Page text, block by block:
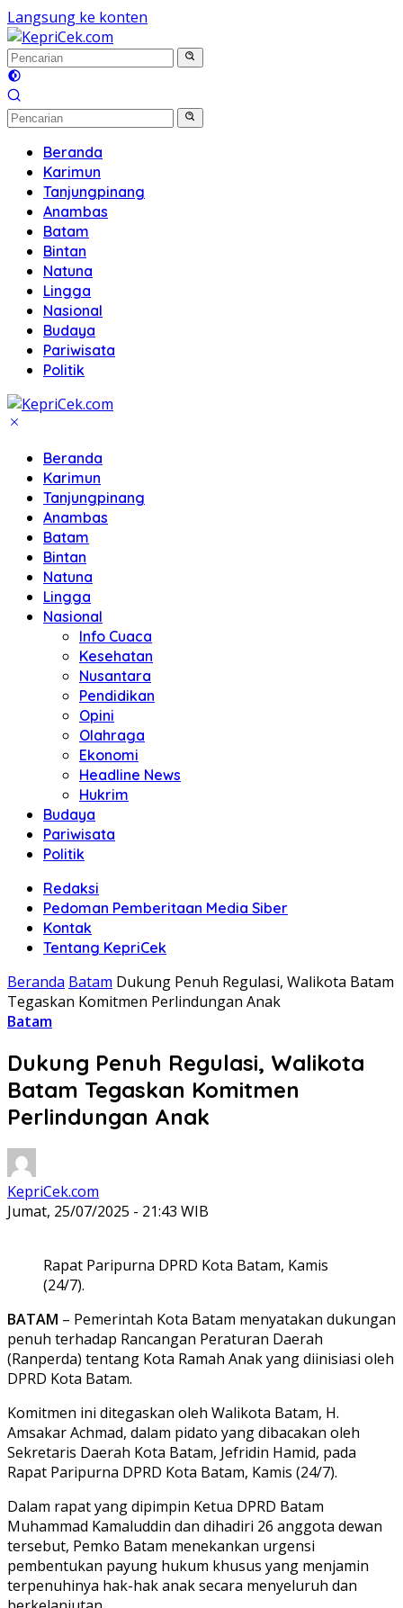
Langsung ke konten
Beranda
Karimun
Tanjungpinang
Anambas
Batam
Bintan
Natuna
Lingga
Nasional
Budaya
Pariwisata
Politik
Beranda
Karimun
Tanjungpinang
Anambas
Batam
Bintan
Natuna
Lingga
Nasional
Info Cuaca
Kesehatan
Nusantara
Pendidikan
Opini
Olahraga
Ekonomi
Headline News
Hukrim
Budaya
Pariwisata
Politik
Redaksi
Pedoman Pemberitaan Media Siber
Kontak
Tentang KepriCek
Beranda Batam Dukung Penuh Regulasi, Walikota Batam
Tegaskan Komitmen Perlindungan Anak
Batam
Dukung Penuh Regulasi, Walikota
Batam Tegaskan Komitmen
Perlindungan Anak
KepriCek.com
Jumat, 25/07/2025 - 21:43 WIB
Rapat Paripurna DPRD Kota Batam, Kamis
(24/7).
BATAM – Pemerintah Kota Batam menyatakan dukungan
penuh terhadap Rancangan Peraturan Daerah
(Ranperda) tentang Kota Ramah Anak yang diinisiasi oleh
DPRD Kota Batam.
Komitmen ini ditegaskan oleh Walikota Batam, H.
Amsakar Achmad, dalam pidato yang dibacakan oleh
Sekretaris Daerah Kota Batam, Jefridin Hamid, pada
Rapat Paripurna DPRD Kota Batam, Kamis (24/7).
Dalam rapat yang dipimpin Ketua DPRD Batam
Muhammad Kamaluddin dan dihadiri 26 anggota dewan
tersebut, Pemko Batam menekankan urgensi
pembentukan payung hukum khusus yang menjamin
terpenuhinya hak-hak anak secara menyeluruh dan